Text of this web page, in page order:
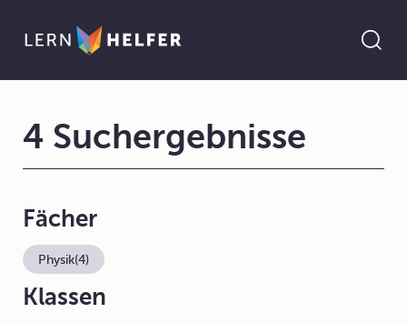
4 Suchergebnisse
Fächer
Physik(4)
Klassen